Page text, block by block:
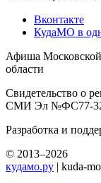
Вконтакте
КудаМО в
Афиша
области
Свидетельство о
СМИ Эл №ФС77-
Разработка и
© 2013–2026
кудамо.ру | kuda-